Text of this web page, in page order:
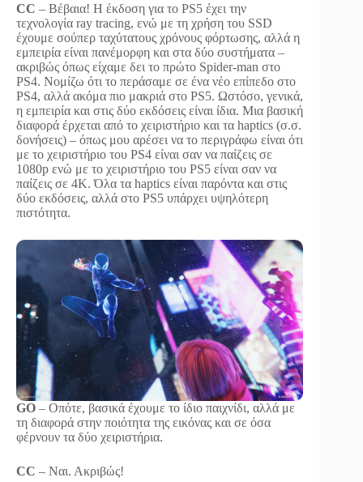
CC – Βέβαια! Η έκδοση για το PS5 έχει την
τεχνολογία ray tracing, ενώ με τη χρήση του SSD
έχουμε σούπερ ταχύτατους χρόνους φόρτωσης, αλλά η
εμπειρία είναι πανέμορφη και στα δύο συστήματα –
ακριβώς όπως είχαμε δει το πρώτο Spider-man στο
PS4. Νομίζω ότι το περάσαμε σε ένα νέο επίπεδο στο
PS4, αλλά ακόμα πιο μακριά στο PS5. Ωστόσο, γενικά,
η εμπειρία και στις δύο εκδόσεις είναι ίδια. Μια βασική
διαφορά έρχεται από το χειριστήριο και τα haptics (σ.σ.
δονήσεις) – όπως μου αρέσει να το περιγράφω είναι ότι
με το χειριστήριο του PS4 είναι σαν να παίζεις σε
1080p ενώ με το χειριστήριο του PS5 είναι σαν να
παίζεις σε 4Κ. Όλα τα haptics είναι παρόντα και στις
δύο εκδόσεις, αλλά στο PS5 υπάρχει υψηλότερη
πιστότητα.
GO – Οπότε, βασικά έχουμε το ίδιο παιχνίδι, αλλά με
τη διαφορά στην ποιότητα της εικόνας και σε όσα
φέρνουν τα δύο χειριστήρια.
CC – Ναι. Ακριβώς!